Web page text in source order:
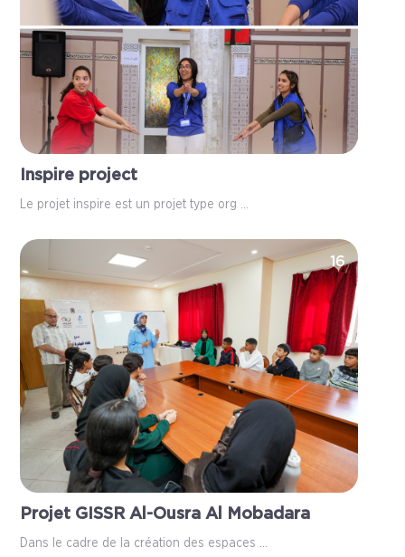
Inspire project
Le projet inspire est un projet type org ...
16
Projet GISSR Al-Ousra Al Mobadara
Dans le cadre de la création des espaces ...